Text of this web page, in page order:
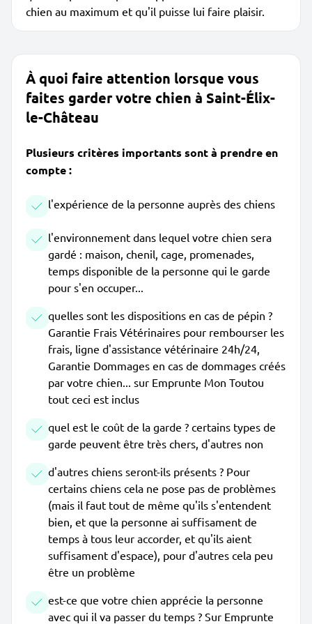
chien au maximum et qu'il puisse lui faire plaisir.
À quoi faire attention lorsque vous
faites garder votre chien à Saint-Élix-
le-Château
Plusieurs critères importants sont à prendre en
compte :
l'expérience de la personne auprès des chiens
l'environnement dans lequel votre chien sera
gardé : maison, chenil, cage, promenades,
temps disponible de la personne qui le garde
pour s'en occuper...
quelles sont les dispositions en cas de pépin ?
Garantie Frais Vétérinaires pour rembourser les
frais, ligne d'assistance vétérinaire 24h/24,
Garantie Dommages en cas de dommages créés
par votre chien... sur Emprunte Mon Toutou
tout ceci est inclus
quel est le coût de la garde ? certains types de
garde peuvent être très chers, d'autres non
d'autres chiens seront-ils présents ? Pour
certains chiens cela ne pose pas de problèmes
(mais il faut tout de même qu'ils s'entendent
bien, et que la personne ai suffisament de
temps à tous leur accorder, et qu'ils aient
suffisament d'espace), pour d'autres cela peu
être un problème
est-ce que votre chien apprécie la personne
avec qui il va passer du temps ? Sur Emprunte